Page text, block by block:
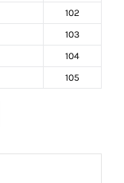
102
103
104
105